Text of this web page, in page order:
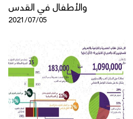
والأطفال في القدس
2021/07/05